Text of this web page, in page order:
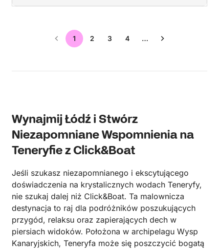
1 2 3 4 …
Wynajmij Łódź i Stwórz
Niezapomniane Wspomnienia na
Teneryfie z Click&Boat
Jeśli szukasz niezapomnianego i ekscytującego
doświadczenia na krystalicznych wodach Teneryfy,
nie szukaj dalej niż Click&Boat. Ta malownicza
destynacja to raj dla podróżników poszukujących
przygód, relaksu oraz zapierających dech w
piersiach widoków. Położona w archipelagu Wysp
Kanaryjskich, Teneryfa może się poszczycić bogatą